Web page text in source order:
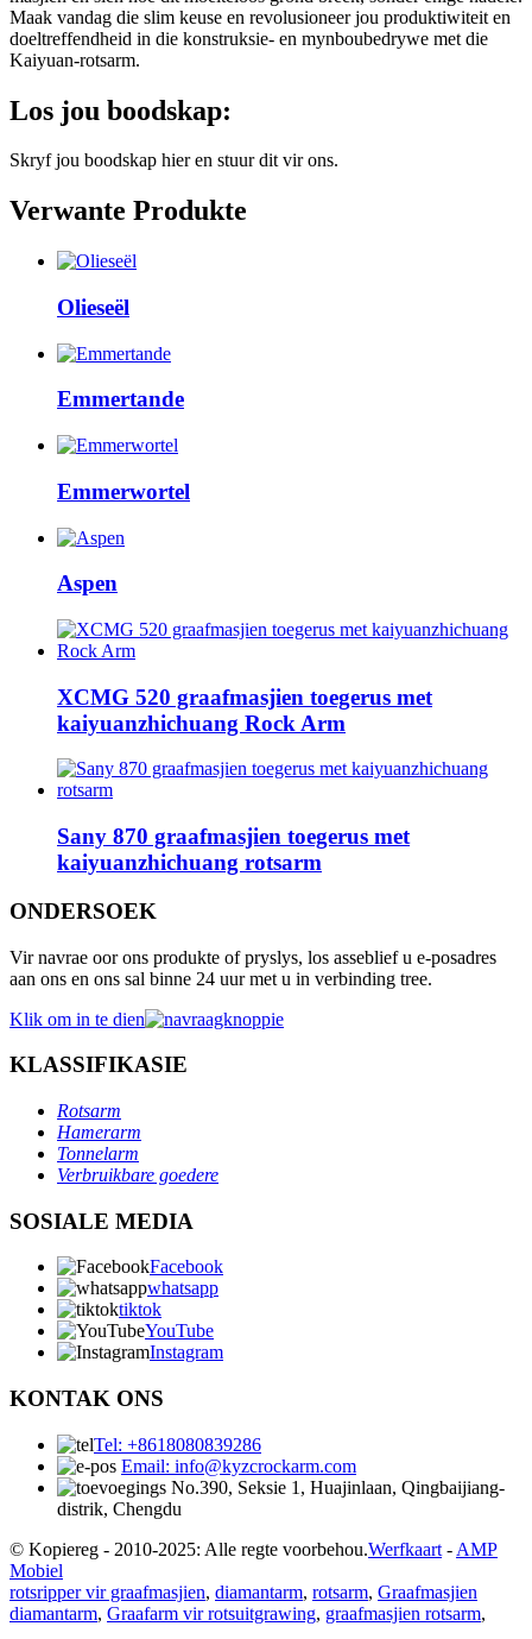
Maak vandag die slim keuse en revolusioneer jou produktiwiteit en
doeltreffendheid in die konstruksie- en mynboubedrywe met die
Kaiyuan-rotsarm.
Los jou boodskap:
Skryf jou boodskap hier en stuur dit vir ons.
Verwante Produkte
Olieseël
Emmertande
Emmerwortel
Aspen
XCMG 520 graafmasjien toegerus met
kaiyuanzhichuang Rock Arm
Sany 870 graafmasjien toegerus met
kaiyuanzhichuang rotsarm
ONDERSOEK
Vir navrae oor ons produkte of pryslys, los asseblief u e-posadres
aan ons en ons sal binne 24 uur met u in verbinding tree.
Klik om in te dien
KLASSIFIKASIE
Rotsarm
Hamerarm
Tonnelarm
Verbruikbare goedere
SOSIALE MEDIA
Facebook
whatsapp
tiktok
YouTube
Instagram
KONTAK ONS
Tel: +8618080839286
Email: info@kyzcrockarm.com
No.390, Seksie 1, Huajinlaan, Qingbaijiang-
distrik, Chengdu
© Kopiereg - 2010-2025: Alle regte voorbehou.Werfkaart - AMP
Mobiel
rotsripper vir graafmasjien, diamantarm, rotsarm, Graafmasjien
diamantarm, Graafarm vir rotsuitgrawing, graafmasjien rotsarm,